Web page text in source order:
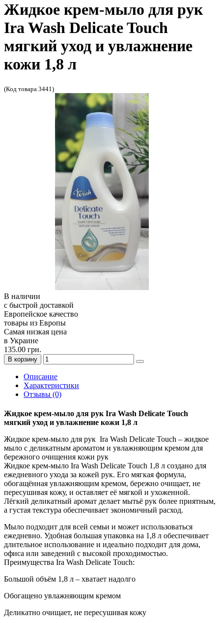
Жидкое крем-мыло для рук
Ira Wash Delicate Touch
мягкий уход и увлажнение
кожи 1,8 л
(Код товара 3441)
В наличии
с быстрой доставкой
Европейское качество
товары из Европы
Самая низкая цена
в Украине
135.00 грн.
В корзину
Описание
Характеристики
Отзывы (0)
Жидкое крем-мыло для рук Ira Wash Delicate Touch
мягкий уход и увлажнение кожи 1,8 л
Жидкое крем-мыло для рук Ira Wash Delicate Touch – жидкое
мыло с деликатным ароматом и увлажняющим кремом для
бережного очищения кожи рук
Жидкое крем-мыло Ira Wash Delicate Touch 1,8 л создано для
ежедневного ухода за кожей рук. Его мягкая формула,
обогащённая увлажняющим кремом, бережно очищает, не
пересушивая кожу, и оставляет её мягкой и ухоженной.
Лёгкий деликатный аромат делает мытьё рук более приятным,
а густая текстура обеспечивает экономичный расход.
Мыло подходит для всей семьи и может использоваться
ежедневно. Удобная большая упаковка на 1,8 л обеспечивает
длительное использование и идеально подходит для дома,
офиса или заведений с высокой проходимостью.
Преимущества Ira Wash Delicate Touch:
Большой объём 1,8 л – хватает надолго
Обогащено увлажняющим кремом
Деликатно очищает, не пересушивая кожу